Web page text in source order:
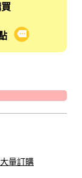
會員推薦分潤
量訂購